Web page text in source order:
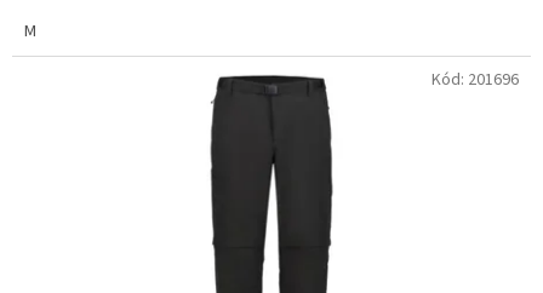
M
Kód: 201696